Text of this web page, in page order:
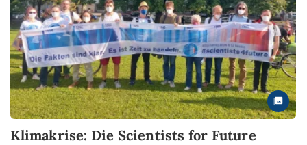
Klimakrise: Die Scientists for Future